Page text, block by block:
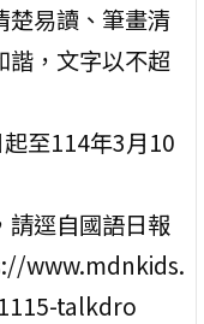
楚易讀、筆畫清
諧，文字以不超
至114年3月10
請逕自國語日報
www.mdnkids.
talkdro